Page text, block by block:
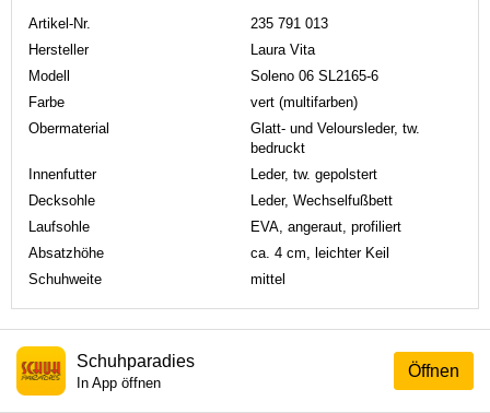
Artikel-Nr.
235 791 013
Hersteller
Laura Vita
Modell
Soleno 06 SL2165-6
Farbe
vert (multifarben)
Obermaterial
Glatt- und Veloursleder, tw.
bedruckt
Innenfutter
Leder, tw. gepolstert
Decksohle
Leder, Wechselfußbett
Laufsohle
EVA, angeraut, profiliert
Absatzhöhe
ca. 4 cm, leichter Keil
Schuhweite
mittel
Öffnen
Schuhparadies
In App öffnen